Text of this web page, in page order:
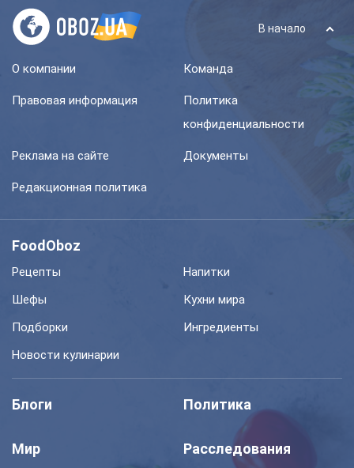
В начало
О компании Команда
Правовая информация
Политика
конфиденциальности
Реклама на сайте Документы
Редакционная политика
FoodOboz
Рецепты
Напитки
Шефы
Кухни мира
Подборки
Ингредиенты
Новости кулинарии
Блоги Политика
Мир Расследования